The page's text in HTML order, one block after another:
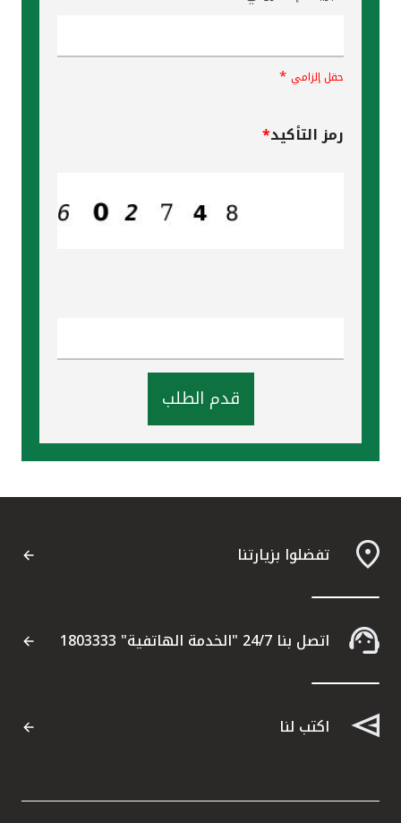
حقل إلزامي *
رمز التأكيد*
قدم الطلب
تفضلوا بزيارتنا
اتصل بنا 24/7 "الخدمة الهاتفية" 1803333
اكتب لنا